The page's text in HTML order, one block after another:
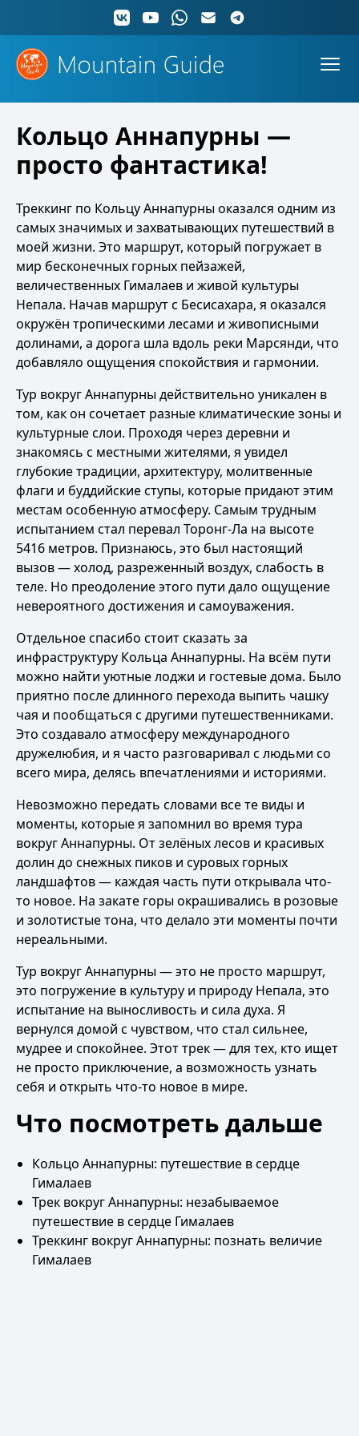
Кольцо Аннапурны —
просто фантастика!
Треккинг по Кольцу Аннапурныоказался одним из
самых значимых и захватывающих путешествий в
моей жизни. Это маршрут, который погружает в
мир бесконечных горных пейзажей,
величественных Гималаев и живой культуры
Непала. Начав маршрут с Бесисахара, я оказался
окружён тропическими лесами и живописными
долинами, а дорога шла вдоль реки Марсянди, что
добавляло ощущения спокойствия и гармонии.
Тур вокруг Аннапурны действительно уникален в
том, как он сочетает разные климатические зоны и
культурные слои. Проходя через деревни и
знакомясь с местными жителями, я увидел
глубокие традиции, архитектуру, молитвенные
флаги и буддийские ступы, которые придают этим
местам особенную атмосферу. Самым трудным
испытанием стал перевал Торонг-Ла на высоте
5416 метров. Признаюсь, это был настоящий
вызов — холод, разреженный воздух, слабость в
теле. Но преодоление этого пути дало ощущение
невероятного достижения и самоуважения.
Отдельное спасибо стоит сказать за
инфраструктуру Кольца Аннапурны. На всём пути
можно найти уютные лоджи и гостевые дома. Было
приятно после длинного перехода выпить чашку
чая и пообщаться с другими путешественниками.
Это создавало атмосферу международного
дружелюбия, и я часто разговаривал с людьми со
всего мира, делясь впечатлениями и историями.
Невозможно передать словами все те виды и
моменты, которые я запомнил во время тура
вокруг Аннапурны. От зелёных лесов и красивых
долин до снежных пиков и суровых горных
ландшафтов — каждая часть пути открывала что-
то новое. На закате горы окрашивались в розовые
и золотистые тона, что делало эти моменты почти
нереальными.
Тур вокруг Аннапурны — это не просто маршрут,
это погружение в культуру и природу Непала, это
испытание на выносливость и сила духа. Я
вернулся домой с чувством, что стал сильнее,
мудрее и спокойнее. Этот трек — для тех, кто ищет
не просто приключение, а возможность узнать
себя и открыть что-то новое в мире.
Что посмотреть дальше
Кольцо Аннапурны: путешествие в сердце
Гималаев
Трек вокруг Аннапурны: незабываемое
путешествие в сердце Гималаев
Треккинг вокруг Аннапурны: познать величие
Гималаев